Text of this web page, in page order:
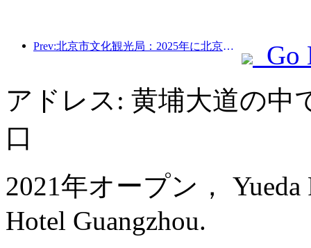
Prev:北京市文化観光局：2025年に北京市を訪れた観光客は548万人で、前年比39％増加した。
Go
アドレス: 黄埔大道の中
口
2021年オープン，
Hotel Guangzhou.